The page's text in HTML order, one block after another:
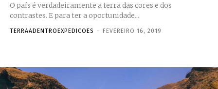
O país é verdadeiramente a terra das cores e dos
contrastes. E para ter a oportunidade...
TERRAADENTROEXPEDICOES - FEVEREIRO 16, 2019